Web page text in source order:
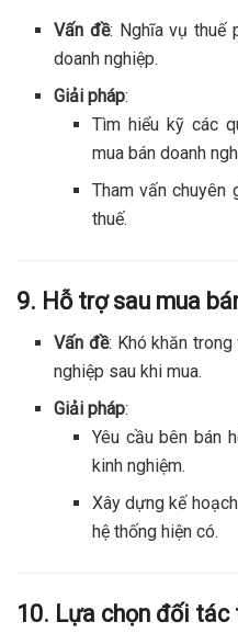
Vấn đề: Nghĩa vụ thuế
doanh nghiệp.
Giải pháp:
Tìm hiểu kỹ các
mua bán doanh
Tham vấn chuyên
thuế.
9. Hỗ trợ sau mua
Vấn đề: Khó khăn
nghiệp sau khi mua.
Giải pháp:
Yêu cầu bên bán
kinh nghiệm.
Xây dựng kế
hệ thống hiện có.
10. Lựa chọn đối tác